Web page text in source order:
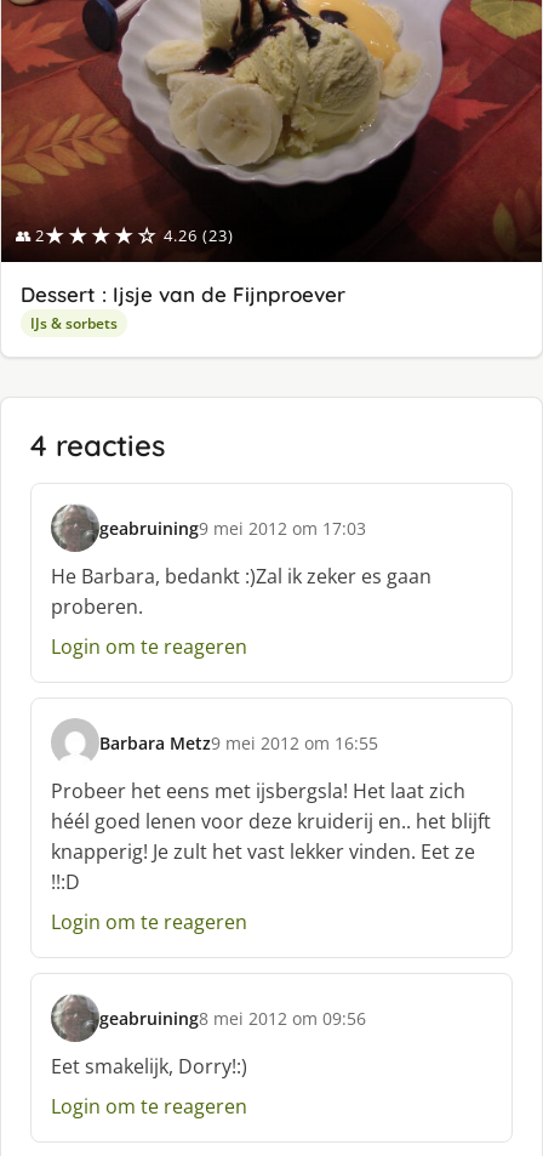
👥 2★★★★☆ 4.26 (23)
Dessert : Ijsje van de Fijnproever
IJs & sorbets
4 reacties
geabruining
s
c
h
r
e
f
9 mei 2012 om 17:03
He Barbara, bedankt :)Zal ik zeker es gaan
proberen.
Login om te reageren
Barbara Metz
s
c
h
r
e
e
:
9 mei 2012 om 16:55
Probeer het eens met ijsbergsla! Het laat zich
héél goed lenen voor deze kruiderij en.. het blijft
knapperig! Je zult het vast lekker vinden. Eet ze
!!:D
Login om te reageren
geabruining
s
c
h
r
8 mei 2012 om 09:56
Eet smakelijk, Dorry!:)
Login om te reageren